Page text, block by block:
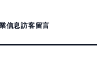
信息訪客留言